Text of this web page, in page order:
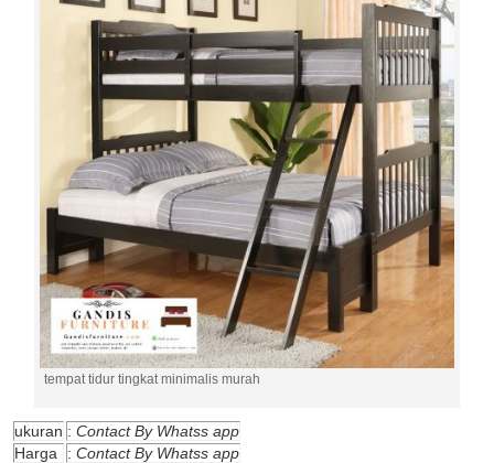
tempat tidur tingkat minimalis murah
ukuran : Contact By Whatss app
Harga
: Contact By Whatss app